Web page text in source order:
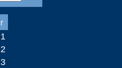
1
2
3